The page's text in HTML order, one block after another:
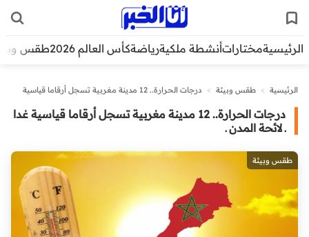
الرئيسيةمختاراتأنشطة ملكيةرياضةكأس العالم 2026 طقس
الرئيسية > طقس وبيئة >
درجات الحرارة.. 12 مدينة مغربية تسجل أرقاما قياسية
درجات الحرارة.. 12 مدينة مغربية تسجل أرقاما قياسية غدا
ـ لائحة المدن ـ
طقس وبيئة